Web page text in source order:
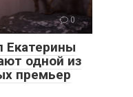
0
Екатерины
одной из
премьер